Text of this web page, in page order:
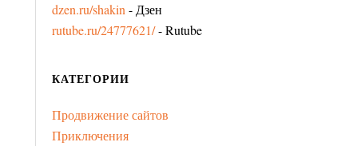
dzen.ru/shakin - Дзен
rutube.ru/24777621/- Rutube
КАТЕГОРИИ
Продвижение сайтов
Приключения